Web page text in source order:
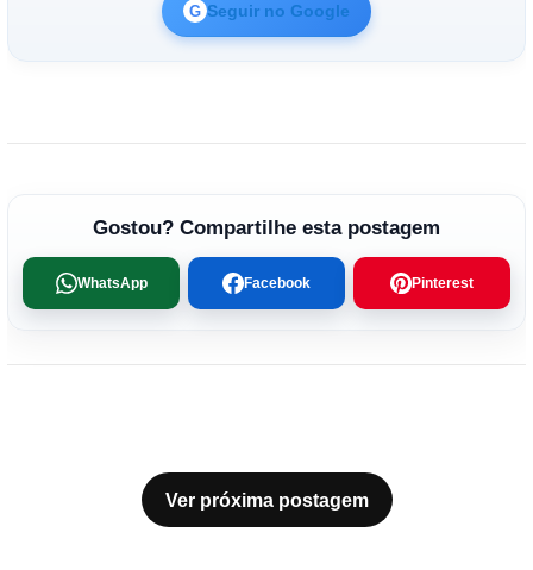
G Seguir no Google
Gostou? Compartilhe esta postagem
WhatsApp Facebook Pinterest
Ver próxima postagem